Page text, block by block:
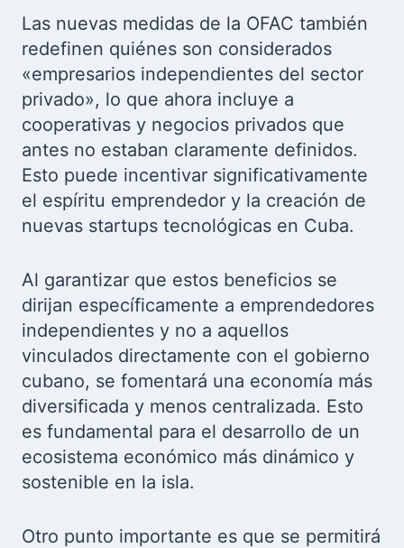
Las nuevas medidas de la OFAC también
redefinen quiénes son considerados
«empresarios independientes del sector
privado», lo que ahora incluye a
cooperativas y negocios privados que
antes no estaban claramente definidos.
Esto puede incentivar significativamente
el espíritu emprendedor y la creación de
nuevas startups tecnológicas en Cuba.
Al garantizar que estos beneficios se
dirijan específicamente a emprendedores
independientes y no a aquellos
vinculados directamente con el gobierno
cubano, se fomentará una economía más
diversificada y menos centralizada. Esto
es fundamental para el desarrollo de un
ecosistema económico más dinámico y
sostenible en la isla.
Otro punto importante es que se permitirá